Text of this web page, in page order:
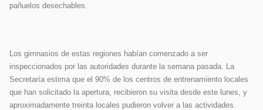
pañuelos desechables.
Los gimnasios de estas regiones habían comenzado a ser
inspeccionados por las autoridades durante la semana pasada. La
Secretaría estima que el 90% de los centros de entrenamiento locales
que han solicitado la apertura, recibieron su visita desde este lunes, y
aproximadamente treinta locales pudieron volver a las actividades.